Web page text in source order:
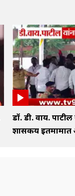
डॉ. डी. वाय.
शासकीय